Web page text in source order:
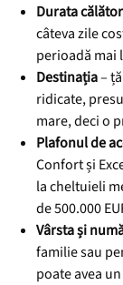
Durata
câteva zile
perioadă mai
Destinația–
ridicate,
mare, deci o
Plafonul de
Confort și
la cheltuieli
de 500.000
Vârsta și
familie sau
poate avea